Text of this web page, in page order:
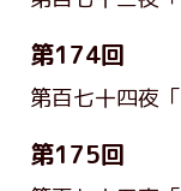
第174回
第百七十四夜
第175回